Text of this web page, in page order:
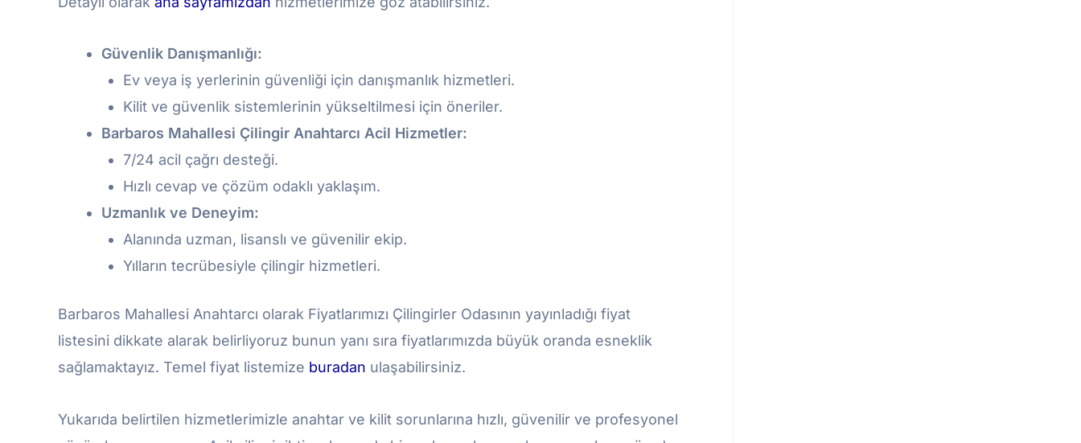
Güvenlik Danışmanlığı:
Ev veya iş yerlerinin güvenliği için danışmanlık hizmetleri.
Kilit ve güvenlik sistemlerinin yükseltilmesi için öneriler.
Barbaros Mahallesi Çilingir Anahtarcı Acil Hizmetler:
7/24 acil çağrı desteği.
Hızlı cevap ve çözüm odaklı yaklaşım.
Uzmanlık ve Deneyim:
Alanında uzman, lisanslı ve güvenilir ekip.
Yılların tecrübesiyle çilingir hizmetleri.
Barbaros Mahallesi Anahtarcı olarak Fiyatlarımızı Çilingirler Odasının yayınladığı fiyat
listesini dikkate alarak belirliyoruz bunun yanı sıra fiyatlarımızda büyük oranda esneklik
sağlamaktayız. Temel fiyat listemize buradan ulaşabilirsiniz.
Yukarıda belirtilen hizmetlerimizle anahtar ve kilit sorunlarına hızlı, güvenilir ve profesyonel